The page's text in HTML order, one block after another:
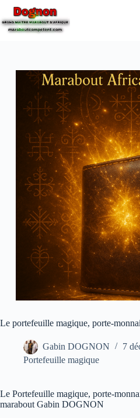
Le portefeuille magique, porte-
Gabin DOGNON
7
Portefeuille magique
Le Portefeuille magique, porte-
marabout Gabin DOGNON